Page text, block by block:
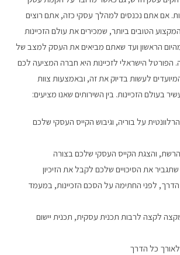
אם אתם נכנסים למהלך עסקי כזה, אתם רוצים
הטובים ביותר, שמכירים את עולם הזכיינות
מהיום הראשון ועד שאתם מביאים את העסק למצב של
הפורטל הישראלי לזכיינות היא חברה המציעה לכם
לעשות בדיוק את זה, ובאמצעות צוות
בעולם הזכיינות. בין השירותים שאנו מציעים:
על בוריה, וגיבוש הקייס העסקי שלכם
הרשת, והצגת הקייס העסקי שלכם בצורה
את הסיכויים שלכם לקבל את הזיכיון
הדרך, לפני החתימה על הסכם הזכיינות, במעמד
לקצה לרבות תכנית עסקית, תכנית יישום
לאורך כל הדרך